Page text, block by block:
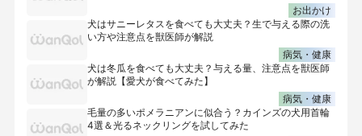
お出かけ
犬はサニーレタスを食べても大丈夫？生で与える際の洗
い方や注意点を獣医師が解説
病気・健康
犬は冬瓜を食べても大丈夫？与える量、注意点を獣医師
が解説【愛犬が食べてみた】
病気・健康
毛量の多いポメラニアンに似合う？カインズの犬用首輪
4選＆光るネックリングを試してみた